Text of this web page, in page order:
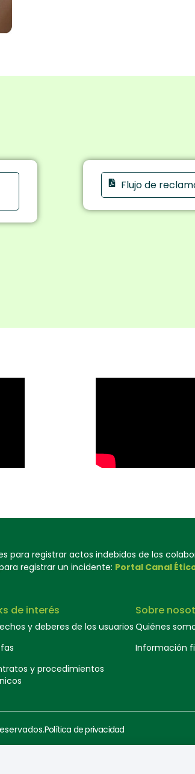
Flujo de
para registrar actos indebidos de los
registrar un incidente: Portal Canal
de interés
y deberes de los usuarios
y procedimientos
Sobre
Quiénes
Información
Política de privacidad